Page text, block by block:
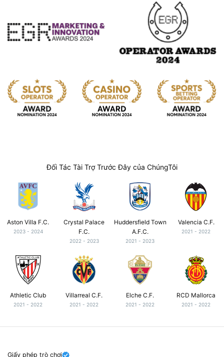
Đối Tác Tài Trợ Trước Đây của ChúngTôi
Aston Villa F.C.
2023 - 2024
Crystal Palace
F.C.
2022 - 2023
Huddersfield Town
A.F.C.
2021 - 2023
Valencia C.F.
2021 - 2022
Athletic Club
2021 - 2022
Villarreal C.F.
2021 - 2022
Elche C.F.
2021 - 2022
RCD Mallorca
2021 - 2022
Giấy phép trò chơi